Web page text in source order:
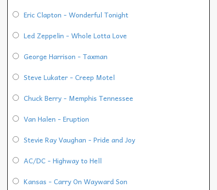
Eric Clapton - Wonderful Tonight
Led Zeppelin - Whole Lotta Love
George Harrison - Taxman
Steve Lukater - Creep Motel
Chuck Berry - Memphis Tennessee
Van Halen - Eruption
Stevie Ray Vaughan - Pride and Joy
AC/DC - Highway to Hell
Kansas - Carry On Wayward Son